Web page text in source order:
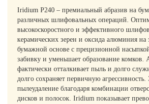
Iridium P240 – премиальный абразив на
различных шлифовальных операций.
высокоскоростного и эффективного
керамических зерен и оксида алюминия на
бумажной основе с прецизионной
забивку и уменьшает образование комков.
фактически отталкивает пыль и долго
долго сохраняет первичную
пылеудаление благодаря комбинации
дисков и полосок. Iridium показывает